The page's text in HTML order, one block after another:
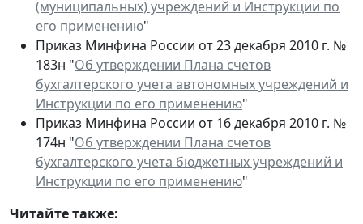
(муниципальных) учреждений и Инструкции по
его применению"
Приказ Минфина России от 23 декабря 2010 г. №
183н "Об утверждении Плана счетов
бухгалтерского учета автономных учреждений и
Инструкции по его применению"
Приказ Минфина России от 16 декабря 2010 г. №
174н "Об утверждении Плана счетов
бухгалтерского учета бюджетных учреждений и
Инструкции по его применению"
Читайте также: